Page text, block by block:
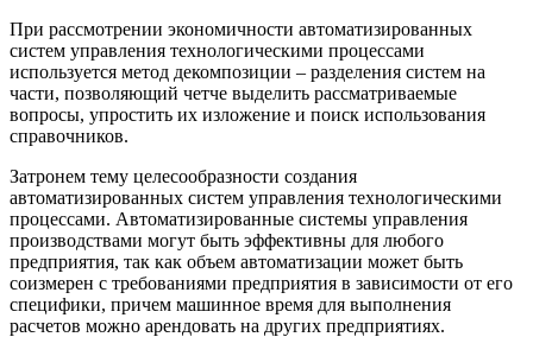
При рассмотрении экономичности автоматизированных
систем управления технологическими процессами
используется метод декомпозиции – разделения систем на
части, позволяющий четче выделить рассматриваемые
вопросы, упростить их изложение и поиск использования
справочников.
Затронем тему целесообразности создания
автоматизированных систем управления технологическими
процессами. Автоматизированные системы управления
производствами могут быть эффективны для любого
предприятия, так как объем автоматизации может быть
соизмерен с требованиями предприятия в зависимости от его
специфики, причем машинное время для выполнения
расчетов можно арендовать на других предприятиях.